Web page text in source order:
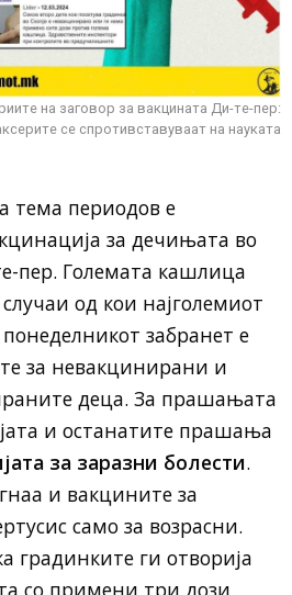
на заговор за вакцината Ди-те-пер:
се спротивставуваат на науката
тема периодов е
за дечињата во
пер. Големата кашлица
од кои најголемиот
забранет е
за невакцинирани и
деца. За прашањата
и останатите прашања
за заразни болести.
и вакцините за
само за возрасни.
градинките ги отворија
со примени три дози